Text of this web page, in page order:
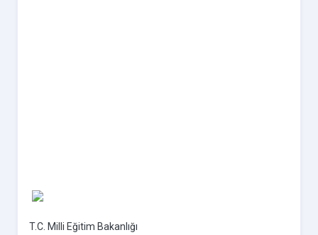
T.C. Milli Eğitim Bakanlığı